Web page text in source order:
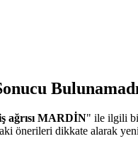
ağrısı MARDİN" ile ilgili
önerileri dikkate alarak